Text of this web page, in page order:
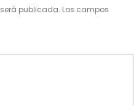
publicada. Los campos